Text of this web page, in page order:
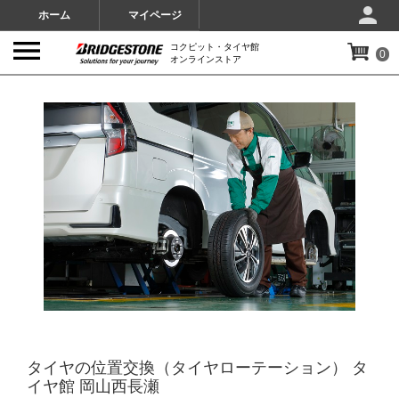
ホーム マイページ
コクピット・タイヤ館
オンラインストア
0
タイヤの位置交換（タイヤローテーション） タ
イヤ館 岡山西長瀬